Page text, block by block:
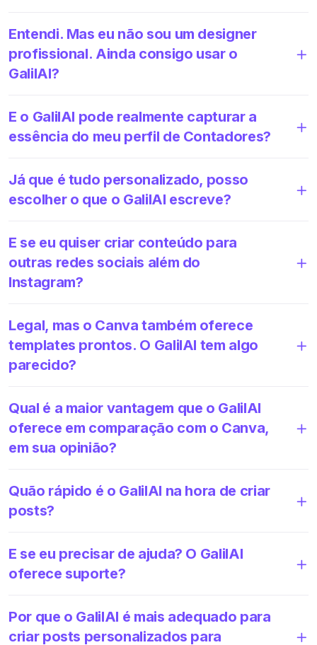
Entendi. Mas eu não sou um designer
profissional. Ainda consigo usar o
GalilAI?
E o GalilAI pode realmente capturar a
essência do meu perfil de Contadores?
Já que é tudo personalizado, posso
escolher o que o GalilAI escreve?
E se eu quiser criar conteúdo para
outras redes sociais além do
Instagram?
Legal, mas o Canva também oferece
templates prontos. O GalilAI tem algo
parecido?
Qual é a maior vantagem que o GalilAI
oferece em comparação com o Canva,
em sua opinião?
Quão rápido é o GalilAI na hora de criar
posts?
E se eu precisar de ajuda? O GalilAI
oferece suporte?
Por que o GalilAI é mais adequado para
criar posts personalizados para